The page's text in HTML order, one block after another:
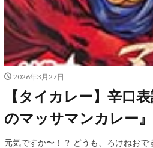
2026年3月27日
【タイカレー】辛口
のマッサマンカレー
元気ですか〜！？ どうも、ろけねお